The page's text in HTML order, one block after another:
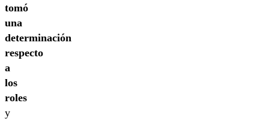
tomó
una
determinación
respecto
a
los
roles
y